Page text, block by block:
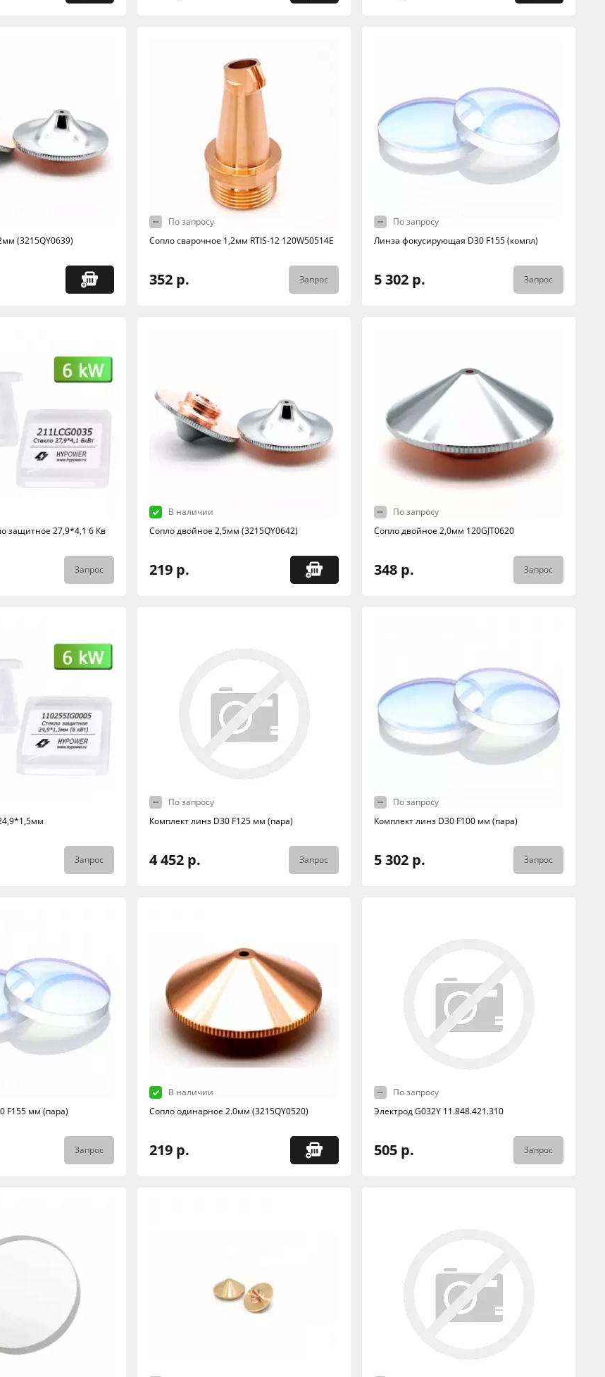
(3215QY0639)
По запросу
Сопло сварочное 1,2мм RTIS-12 120W50514E
352 р. Запрос
По запросу
Линза фокусирующая D30 F155 (компл)
5 302 р. Запрос
защитное 27,9*4,1 6 Кв
Запрос
В наличии
Сопло двойное 2,5мм (3215QY0642)
219 р.
По запросу
Сопло двойное 2,0мм 120GJT0620
348 р. Запрос
Запрос
По запросу
Комплект линз D30 F125 мм (пара)
4 452 р. Запрос
По запросу
Комплект линз D30 F100 мм (пара)
5 302 р. Запрос
F155 мм (пара)
Запрос
В наличии
Сопло одинарное 2.0мм (3215QY0520)
219 р.
По запросу
Электрод G032Y 11.848.421.310
505 р. Запрос